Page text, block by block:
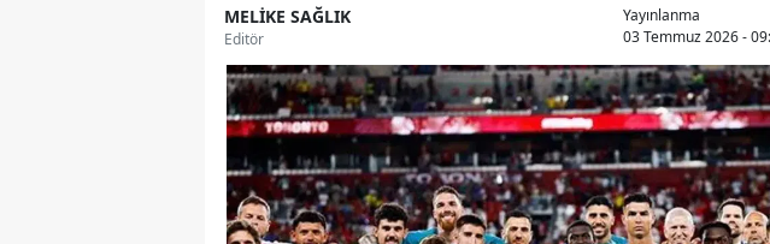
MELİKE SAĞLIK
Editör
Yayınlanma
03 Temmuz 2026 -